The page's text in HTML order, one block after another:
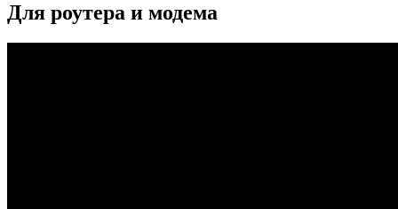
Для роутера и модема